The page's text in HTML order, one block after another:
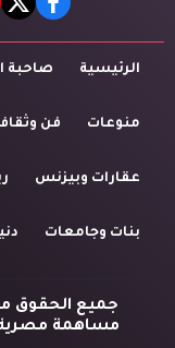
الرئيسية صاحبة
منوعات فن
عقارات وبيزنس
بنات وجامعات
جميع الحقوق
مساهمة